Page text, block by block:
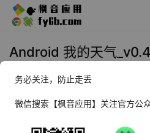
Android 我的天气
2023年6月27日 10:48
务必关注，防止走丢
微信搜索【枫音应用】关注官方公